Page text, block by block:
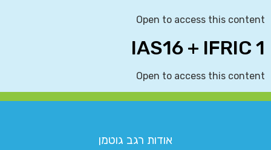
Open to access this content
IAS16 + IFRIC 1
Open to access this content
אודות רגב גוטמן